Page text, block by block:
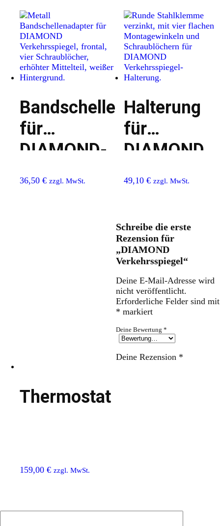
Bandschellenadapter
für
DIAMOND-
36,50 € zzgl. MwSt.
Halterung
für
DIAMOND
49,10€ zzgl. MwSt.
Thermostat
159,00 € zzgl. MwSt.
Schreibe die erste
Rezension für
„DIAMOND
Verkehrsspiegel“
Deine E-Mail-Adresse wird
nicht veröffentlicht.
Erforderliche Felder sind mit
* markiert
Deine Bewertung *
Deine Rezension *